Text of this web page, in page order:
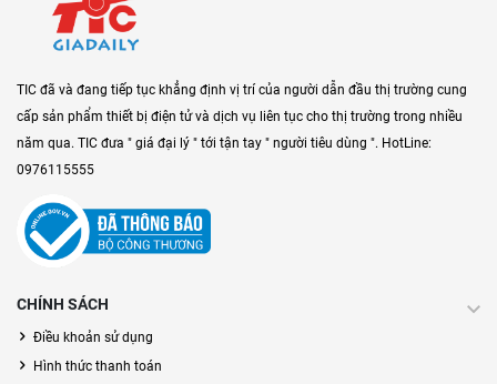
TIC đã và đang tiếp tục khẳng định vị trí của người dẫn đầu thị trường cung
cấp sản phẩm thiết bị điện tử và dịch vụ liên tục cho thị trường trong nhiều
năm qua. TIC đưa " giá đại lý " tới tận tay " người tiêu dùng ". HotLine:
0976115555
CHÍNH SÁCH
Điều khoản sử dụng
Hình thức thanh toán